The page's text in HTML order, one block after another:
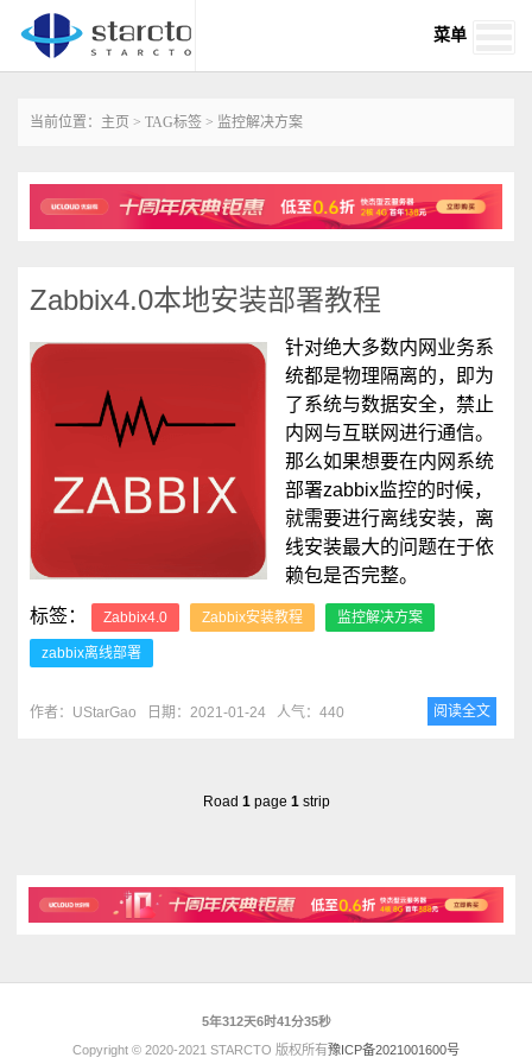
菜单
当前位置： 主页 > TAG标签 > 监控解决方案
Zabbix4.0本地安装部署教程
针对绝大多数内网业务系
统都是物理隔离的，即为
了系统与数据安全，禁止
内网与互联网进行通信。
那么如果想要在内网系统
部署zabbix监控的时候，
就需要进行离线安装，离
线安装最大的问题在于依
赖包是否完整。
标签：
Zabbix4.0 Zabbix安装教程 监控解决方案
zabbix离线部署
作者：UStarGao 日期：2021-01-24 人气：440 阅读全文
Road 1page 1strip
5年312天6时41分35秒
Copyright © 2020-2021 STARCTO 版权所有豫ICP备2021001600号